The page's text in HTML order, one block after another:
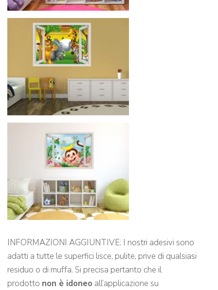
INFORMAZIONI AGGIUNTIVE: I nostri adesivi sono
adatti a tutte le superfici lisce, pulite, prive di qualsiasi
residuo o di muffa. Si precisa pertanto che il
prodotto non è idoneo all’applicazione su